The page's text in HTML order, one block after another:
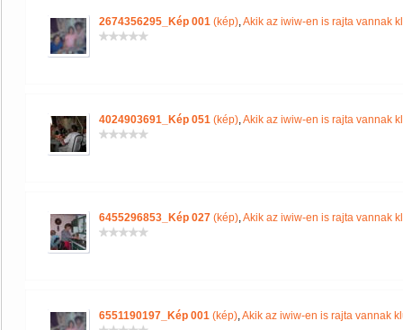
2674356295_Kép 001 (kép),Akik az iwiw-en is rajta vannak
4024903691_Kép 051 (kép),Akik az iwiw-en is rajta vannak
6455296853_Kép 027 (kép),Akik az iwiw-en is rajta vannak
6551190197_Kép 001 (kép),Akik az iwiw-en is rajta vannak